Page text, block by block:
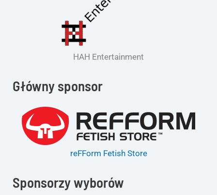
HAH Entertainment
Główny sponsor
reFForm Fetish Store
Sponsorzy wyborów